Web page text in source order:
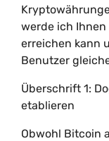
werde ich
erreichen kann
Benutzer
Überschrift 1:
etablieren
Obwohl Bitcoin